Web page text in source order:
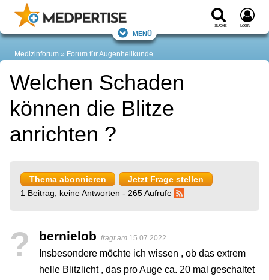
Suche Login
Menü
Medizinforum Forum für Augenheilkunde
Welchen Schaden
können die Blitze
anrichten ?
Thema abonnieren
Jetzt Frage stellen
1 Beitrag, keine Antworten - 265 Aufrufe
? bernielob fragt am 15.07.2022
Insbesondere möchte ich wissen , ob das extrem
helle Blitzlicht , das pro Auge ca. 20 mal geschaltet